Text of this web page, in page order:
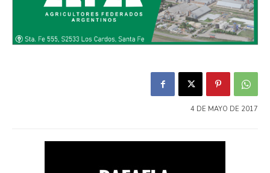
4 DE MAYO DE 2017